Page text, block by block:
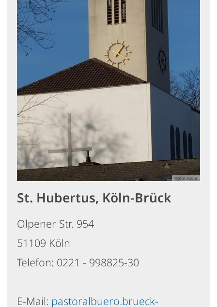
© Jörn Rößler
St. Hubertus, Köln-Brück
Olpener Str. 954
51109 Köln
Telefon: 0221 - 998825-30
E-Mail: pastoralbuero.brueck-